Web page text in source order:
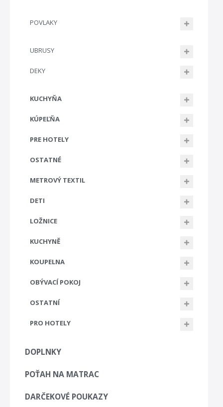
POVLAKY
UBRUSY
DEKY
KUCHYŇA
KÚPEĽŇA
PRE HOTELY
OSTATNÉ
METROVÝ TEXTIL
DETI
LOŽNICE
KUCHYNĚ
KOUPELNA
OBÝVACÍ POKOJ
OSTATNÍ
PRO HOTELY
DOPLNKY
POŤAH NA MATRAC
DARČEKOVÉ POUKAZY